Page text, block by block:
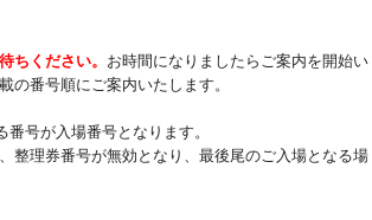
ちください。 お時間になりましたらご案内を開始い
の番号順にご案内いたします 。
号が入場番号となります。
整理券番号が無効となり、最後尾のご入場となる場